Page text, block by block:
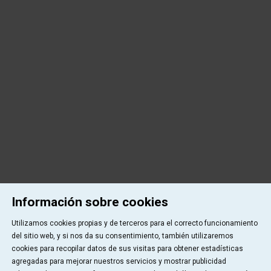
Información sobre cookies
Utilizamos cookies propias y de terceros para el correcto funcionamiento
del sitio web, y si nos da su consentimiento, también utilizaremos
cookies para recopilar datos de sus visitas para obtener estadísticas
agregadas para mejorar nuestros servicios y mostrar publicidad